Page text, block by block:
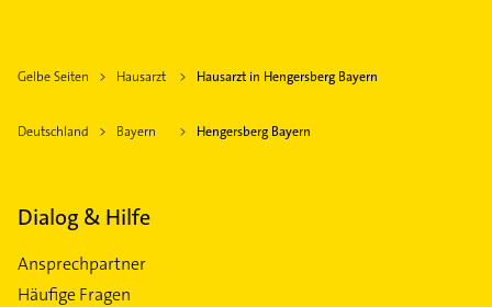
Gelbe Seiten Hausarzt Hausarzt in Hengersberg Bayern
Deutschland Bayern Hengersberg Bayern
Dialog & Hilfe
Ansprechpartner
Häufige Fragen